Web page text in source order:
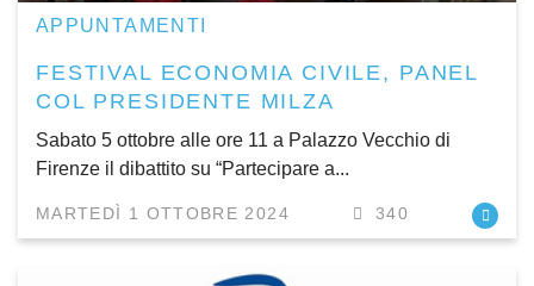
APPUNTAMENTI
FESTIVAL ECONOMIA CIVILE, PANEL
COL PRESIDENTE MILZA
Sabato 5 ottobre alle ore 11 a Palazzo Vecchio di
Firenze il dibattito su “Partecipare a...
MARTEDÌ 1 OTTOBRE 2024 340